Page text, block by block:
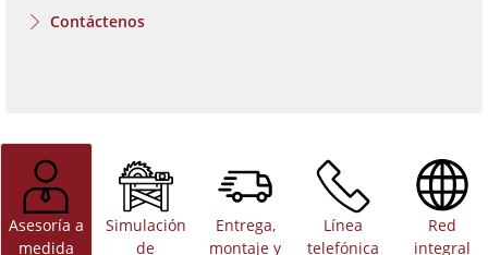
Contáctenos
Asesoría a
medida
Simulación
de
Entrega,
montaje y
Línea
telefónica
Red
integral